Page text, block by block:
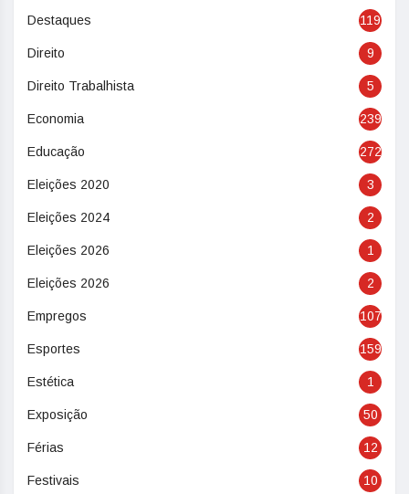
Destaques 119
Direito 9
Direito Trabalhista 5
Economia 239
Educação 272
Eleições 2020 3
Eleições 2024 2
Eleições 2026 1
Eleições 2026 2
Empregos 107
Esportes 159
Estética 1
Exposição 50
Férias 12
Festivais 10